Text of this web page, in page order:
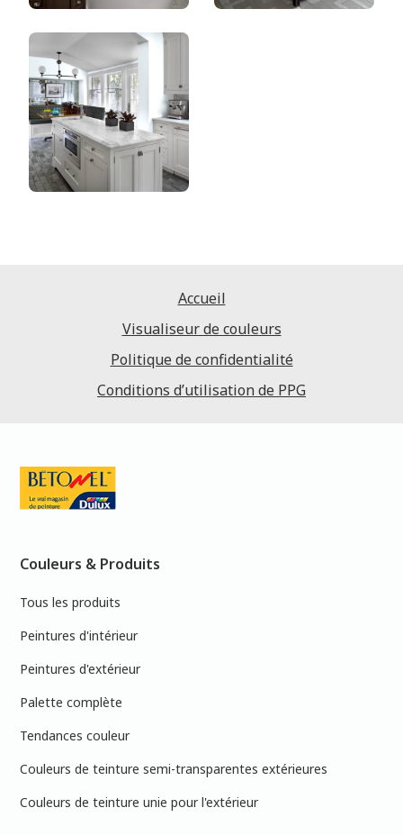
Accueil
Visualiseur de couleurs
Politique de confidentialité
Conditions d’utilisation de PPG
Couleurs & Produits
Tous les produits
Peintures d'intérieur
Peintures d'extérieur
Palette complète
Tendances couleur
Couleurs de teinture semi-transparentes extérieures
Couleurs de teinture unie pour l'extérieur